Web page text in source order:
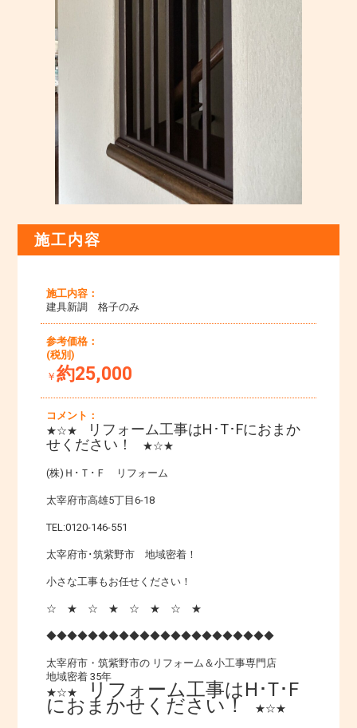
施工内容
施工内容：
建具新調 格子のみ
参考価格：
(税別)
￥ 約25,000
コメント：
★☆★
リフォーム工事はH･T･Fにおまか
せください！
★☆★
(株)Ｈ･Ｔ･Ｆ リフォーム
太宰府市高雄5丁目6-18
TEL:0120-146-551
太宰府市･筑紫野市 地域密着！
小さな工事もお任せください！
☆ ★ ☆ ★ ☆ ★ ☆ ★
◆◆◆◆◆◆◆◆◆◆◆◆◆◆◆◆◆◆◆◆◆◆
太宰府市・筑紫野市の リフォーム＆小工事専門店
地域密着 35年
★☆★
リフォーム工事はH･T･F
におまかせください！ ★☆★